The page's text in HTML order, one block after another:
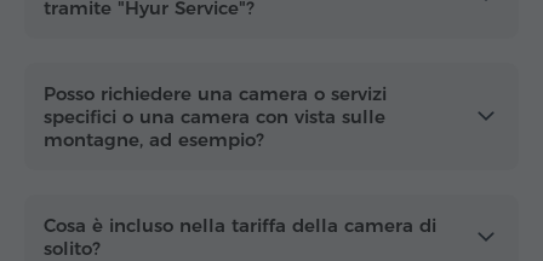
alloggi per ogni esigenza.
trasparenti: offriamo lacancellazione gratuita
tutte le strutture fino a72 ore prima del check-in
Grazie a partnership dirette, garantiamo prezzi
tramite "Hyur Service"?
Posso richiedere una camera o servizi
specifici o una camera con vista sulle
montagne, ad esempio?
Cosa è incluso nella tariffa della camera di
solito?